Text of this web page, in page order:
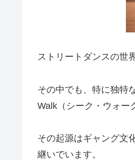
ストリートダンスの世
その中でも、特に独特
Walk（シーク・ウォー
その起源はギャング文
継いでいます。